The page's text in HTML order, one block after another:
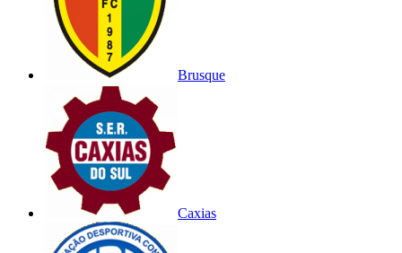
Brusque
Caxias